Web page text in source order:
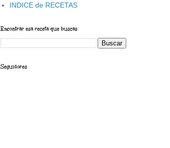
INDICE de RECETAS
Encontrar esa receta que buscas
Seguidores